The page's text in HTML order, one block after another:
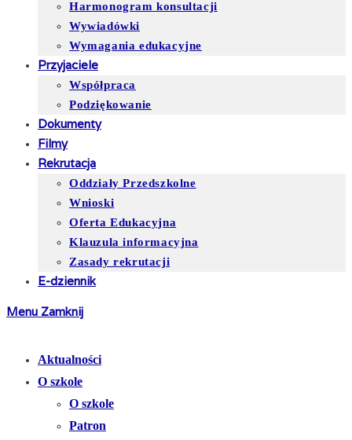
Harmonogram konsultacji
Wywiadówki
Wymagania edukacyjne
Przyjaciele
Współpraca
Podziękowanie
Dokumenty
Filmy
Rekrutacja
Oddziały Przedszkolne
Wnioski
Oferta Edukacyjna
Klauzula informacyjna
Zasady rekrutacji
E-dziennik
Menu Zamknij
Aktualności
O szkole
O szkole
Patron